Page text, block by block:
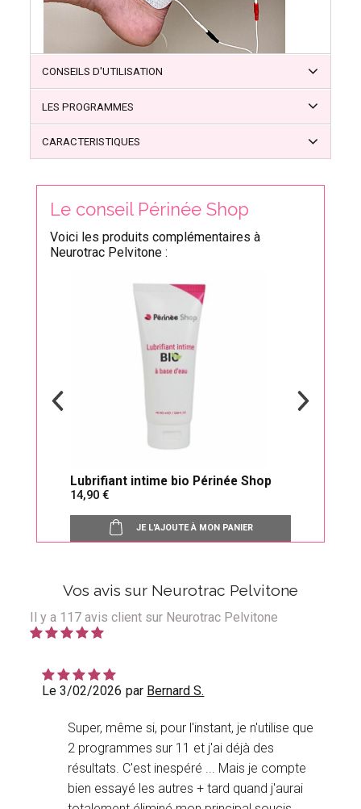
CONSEILS D'UTILISATION
LES PROGRAMMES
CARACTERISTIQUES
Le conseil Périnée Shop
Voici les produits complémentaires à
Neurotrac Pelvitone :
Lubrifiant intime bio Périnée Shop
14,90
JE L'AJOUTE À MON PANIER
Vos avis sur Neurotrac Pelvitone
Il y a 117 avis client sur Neurotrac Pelvitone
Le 3/02/2026 par Bernard S.
Super, même si, pour l'instant, je n'utilise que
2 programmes sur 11 et j'ai déjà des
résultats. C'est inespéré ... Mais je compte
bien essayé les autres + tard quand j'aurai